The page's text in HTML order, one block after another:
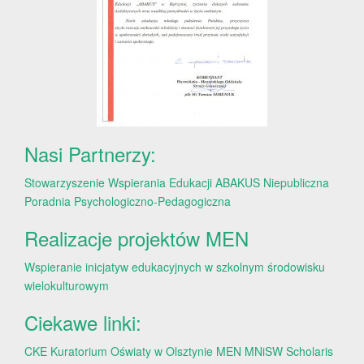
Nasi Partnerzy:
Stowarzyszenie Wspierania Edukacji ABAKUS Niepubliczna
Poradnia Psychologiczno-Pedagogiczna
Realizacje projektów MEN
Wspieranie inicjatyw edukacyjnych w szkolnym środowisku
wielokulturowym
Ciekawe linki:
CKE Kuratorium Oświaty w Olsztynie MEN MNiSW Scholaris